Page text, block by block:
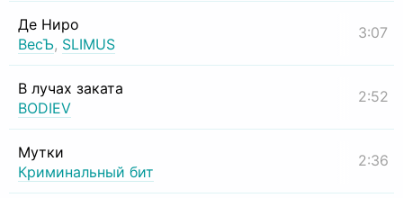
Де Ниро
ВесЪ, SLIMUS
3:07
В лучах заката
BODIEV
2:52
Мутки
Криминальный бит
2:36